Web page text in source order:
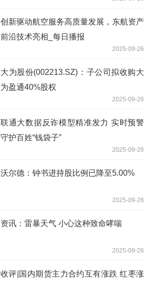
创新驱动航空服务高质量发展，东航资产
前沿技术亮相_每日播报
2025-09-26
大为股份(002213.SZ)：子公司拟收购大
为盈通40%股权
2025-09-26
联通大数据反诈模型精准发力 实时预警
守护百姓“钱袋子”
2025-09-26
沃尔德：钟书进持股比例已降至5.00%
2025-09-26
资讯：雷暴天气 小心这种致命哮喘
2025-09-26
收评|国内期货主力合约互有涨跌 红枣涨